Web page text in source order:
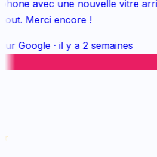
avec une nouvelle vitre
Merci encore !
Google· il y a 2 semaines